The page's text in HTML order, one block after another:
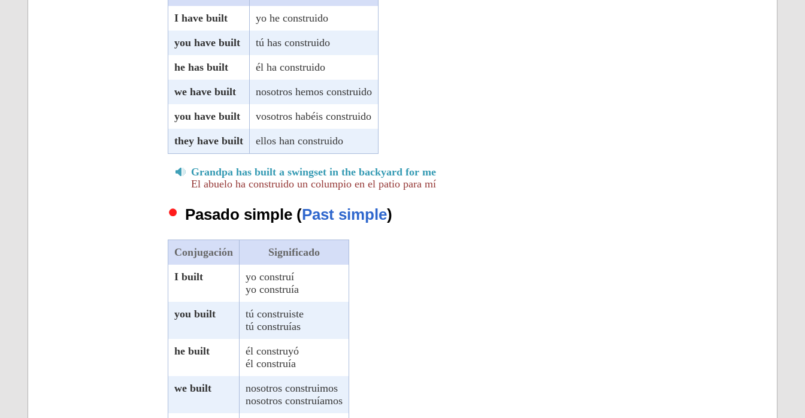
I have built yo he construido
you have built tú has construido
he has built él ha construido
we have built nosotros hemos construido
you have built vosotros habéis construido
they have built ellos han construido
Grandpa has built a swingset in the backyard for me
El abuelo ha construido un columpio en el patio para mí
Pasado simple (Past simple)
Conjugación Significado
I built
yo construí
yo construía
you built
tú construiste
tú construías
he built
él construyó
él construía
we built
nosotros construimos
nosotros construíamos